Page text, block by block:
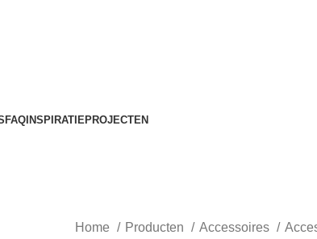
FAQINSPIRATIEPROJECTEN
Home Producten Accessoires